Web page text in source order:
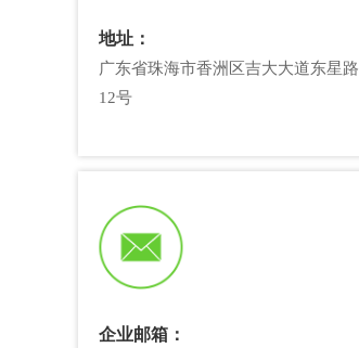
地址：
广东省珠海市香洲区吉大大道东星路
12号
企业邮箱：